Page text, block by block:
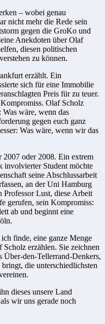
– wobei genau
nicht mehr die Rede sein
gegen die GroKo und
Anekdoten über Olaf
diesen politischen
zu können.
erzählt. Ein
sich für eine Immobilie
Preis für zu teuer.
Olaf Scholz
wäre, wenn das
gegen euch ganz
Was wäre, wenn wir das
2007 oder 2008. Ein extrem
involvierter Student möchte
seine Abschlussarbeit
an der Uni Hamburg
Professor Lust, diese Arbeit
gerufen, sein Kompromiss:
ab und beginnt eine
finde, eine ganze Menge
erzählen. Sie zeichnen
Über-den-Tellerrand-Denkers,
die unterschiedlichsten
dieses unsere Land
wir uns gerade noch